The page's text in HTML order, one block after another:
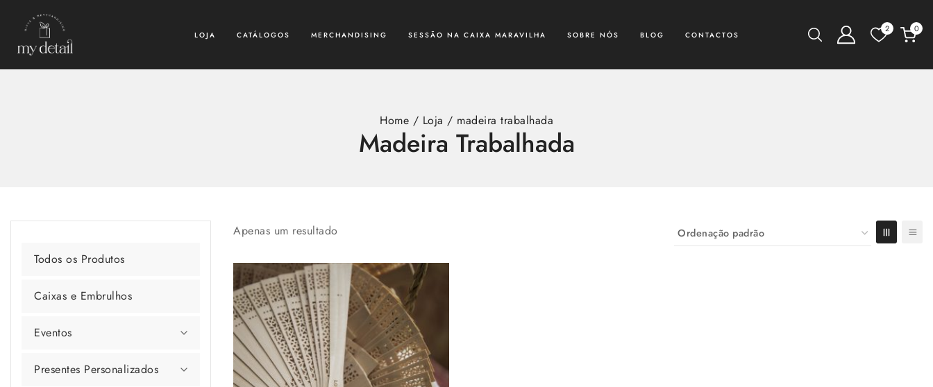
LOJA CATÁLOGOS MERCHANDISING SESSÃO NA CAIXA MARAVILHA SOBRE NÓS BLOG CONTACTOS
2 0
Home / Loja / madeira trabalhada
Madeira Trabalhada
Apenas um resultado
Todos os Produtos
Caixas e Embrulhos
Eventos
Presentes Personalizados